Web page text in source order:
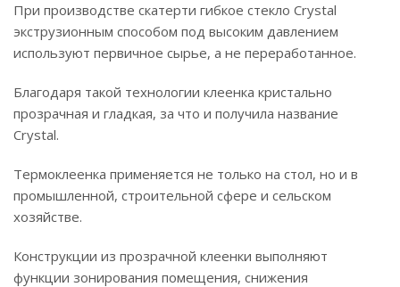
При производстве скатерти гибкое стекло Crystal
экструзионным способом под высоким давлением
используют первичное сырье, а не переработанное.
Благодаря такой технологии клеенка кристально
прозрачная и гладкая, за что и получила название
Crystal.
Термоклеенка применяется не только на стол, но и в
промышленной, строительной сфере и сельском
хозяйстве.
Конструкции из прозрачной клеенки выполняют
функции зонирования помещения, снижения